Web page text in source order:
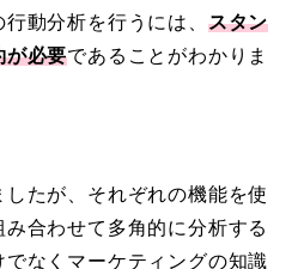
動分析を行うには、 スタン
が必要であることがわかりま
たが、それぞれの機能を使
合わせて多角的に分析する
なくマーケティングの知識